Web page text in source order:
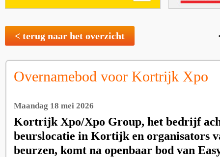
< terug naar het overzicht
Overnamebod voor Kortrijk Xpo
Maandag 18 mei 2026
Kortrijk Xpo/Xpo Group, het bedrijf
beurslocatie in Kortijk en organisators
beurzen, komt na openbaar bod van